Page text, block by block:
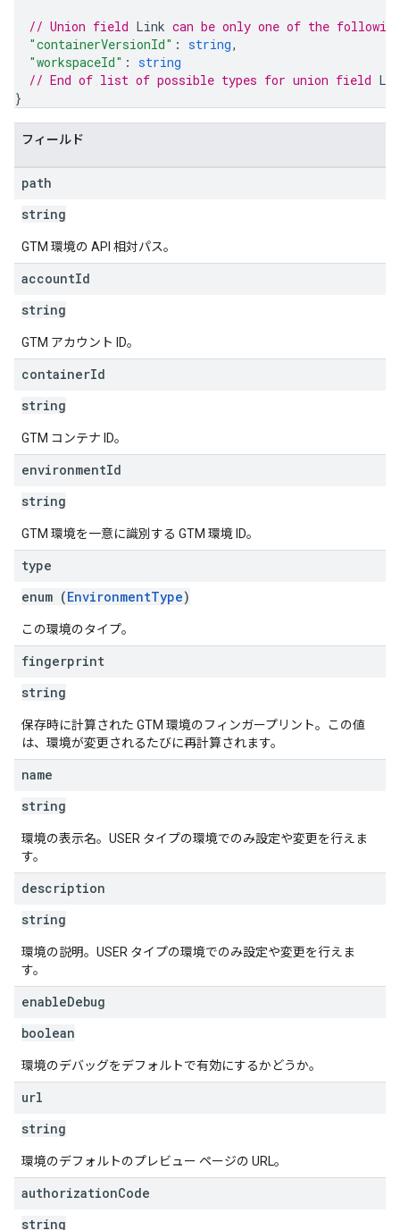
// Union field Link can be only one of the
"containerVersionId" : string,
"workspaceId" : string
// End of list of possible types for union field
}
フィールド
path
string
GTM 環境の API 相対パス。
accountId
string
GTM アカウント ID。
containerId
string
GTM コンテナ ID。
environmentId
string
GTM 環境を一意に識別する GTM 環境 ID。
type
enum (EnvironmentType)
この環境のタイプ。
fingerprint
string
保存時に計算された GTM 環境のフィンガープリント。この値
は、環境が変更されるたびに再計算されます。
name
string
環境の表示名。USER タイプの環境でのみ設定や変更を行えま
す。
description
string
環境の説明。USER タイプの環境でのみ設定や変更を行えま
す。
enableDebug
boolean
環境のデバッグをデフォルトで有効にするかどうか。
url
string
環境のデフォルトのプレビュー ページの URL。
authorizationCode
string